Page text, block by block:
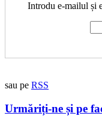
Introdu e-mailul și
sau pe RSS
Urmăriți-ne și pe